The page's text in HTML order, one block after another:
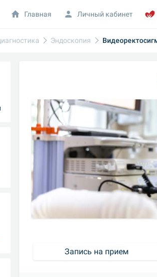
Эндоскопия
Запись на прием
Главная Личный кабинет